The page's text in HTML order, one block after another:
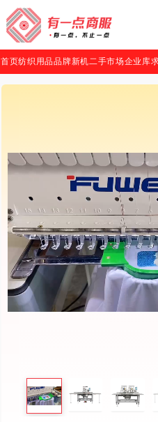
首页纺织用品品牌新机二手市场企业库